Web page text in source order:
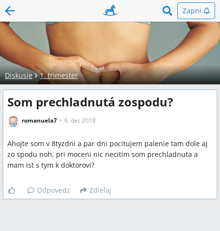
Zapni
Diskusie 1. trimester
Som prechladnutá zospodu?
romanuela7 6. dec 2018
Ahojte som v 8tyzdni a par dni pocitujem palenie tam dole aj
zo spodu noh, pri moceni nic necitim som prechladnuta a
mam ist s tym k doktorovi?
Odpovedz Zdieľaj